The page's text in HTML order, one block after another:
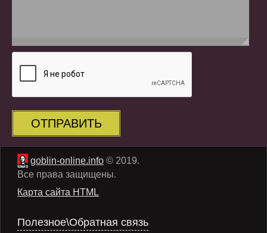
ОТПРАВИТЬ
goblin-online.info © 2019.
Все права защищены.
Карта сайта HTML
Полезное\Обратная связь